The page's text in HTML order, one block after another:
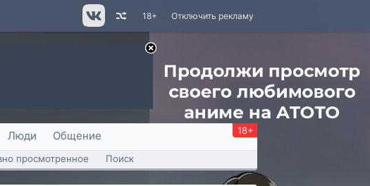
Отключить рекламу
18+
Люди Общение 18+
просмотренное Поиск